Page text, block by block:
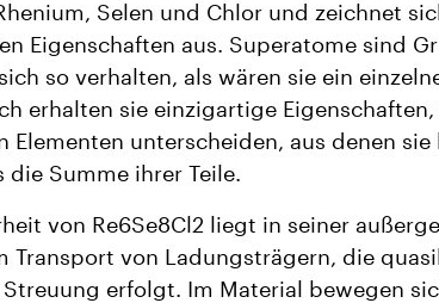
Selen und Chlor und zeichnet
Eigenschaften aus. Superatome sind
so verhalten, als wären sie ein
erhalten sie einzigartige
Elementen unterscheiden, aus denen sie
die Summe ihrer Teile.
von Re6Se8Cl2 liegt in seiner
Transport von Ladungsträgern, die
Streuung erfolgt. Im Material bewegen